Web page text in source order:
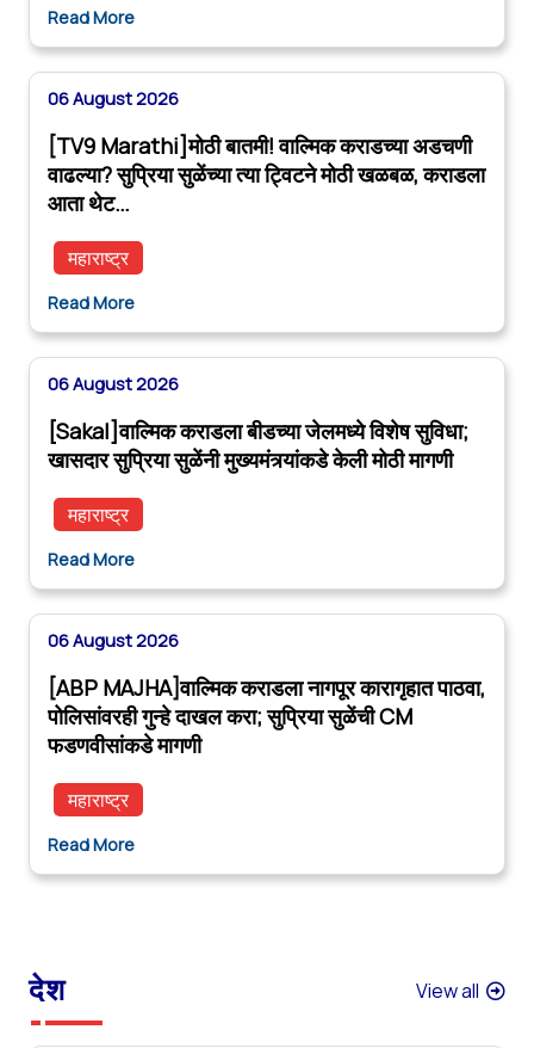
Read More
06 August 2026
[TV9 Marathi]मोठी बातमी! वाल्मिक कराडच्या अडचणी
वाढल्या? सुप्रिया सुळेंच्या त्या ट्विटने मोठी खळबळ, कराडला
आता थेट…
महाराष्ट्र
Read More
06 August 2026
[Sakal]वाल्मिक कराडला बीडच्या जेलमध्ये विशेष सुविधा;
खासदार सुप्रिया सुळेंनी मुख्यमंत्र्यांकडे केली मोठी मागणी
महाराष्ट्र
Read More
06 August 2026
[ABP MAJHA]वाल्मिक कराडला नागपूर कारागृहात पाठवा,
पोलिसांवरही गुन्हे दाखल करा; सुप्रिया सुळेंची CM
फडणवीसांकडे मागणी
महाराष्ट्र
Read More
देश View all